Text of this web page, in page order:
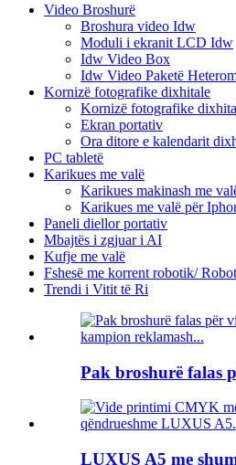
Video Broshurë
Broshura video Idw
Moduli i ekranit LCD Idw
Idw Video Box
Idw Video Paketë
Kornizë fotografike dixhitale
Kornizë fotografike
Ekran portativ
Ora ditore e kalendarit
PC tabletë
Karikues me valë
Karikues makinash me
Karikues me valë për
Paneli diellor portativ
Mbajtës i zgjuar i AI
Kufje me valë
Fshesë me korrent robotik/
Trendi i Vitit të Ri
Pak broshurë falas
LUXUS A5 me